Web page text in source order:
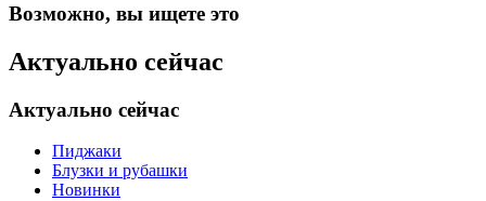
Возможно, вы ищете это
Актуально сейчас
Актуально сейчас
Пиджаки
Блузки и рубашки
Новинки